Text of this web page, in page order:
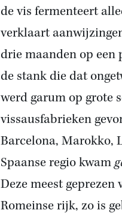
de vis fermenteert
verklaart
drie maanden op een
de stank die dat
werd garum op grote
vissausfabrieken
Barcelona, Marokko,
Spaanse regio kwam
Deze meest
Romeinse rijk, zo is